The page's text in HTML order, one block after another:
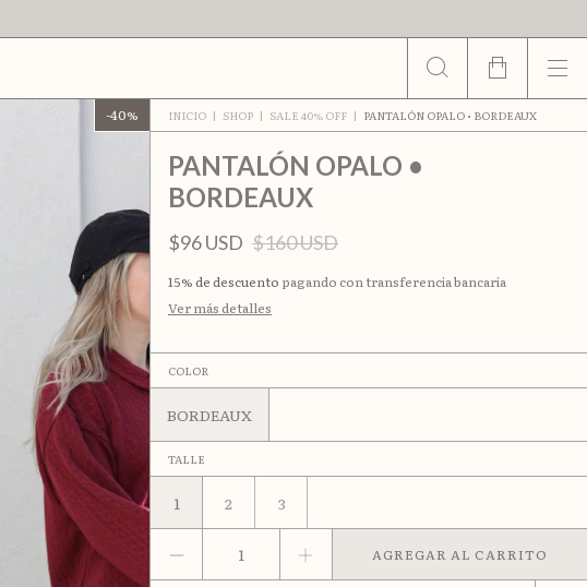
-40% INICIO | SHOP | SALE 40% OFF | PANTALÓN OPALO • BORDEAUX
PANTALÓN OPALO •
BORDEAUX
$96 USD $160 USD
15% de descuento pagando con transferencia bancaria
Ver más detalles
COLOR
BORDEAUX
TALLE
1 2 3